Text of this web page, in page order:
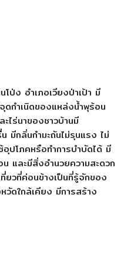
ป่ง อำเภอเวียงป่าเป้า มี
กำเนิดของแหล่งน้ำพุร้อน
ไร่นาของชาวบ้านมี
มีกลิ่นกํามะถันไม่รุนแรง ไม่
อุปโภคหรือทำการบำบัดได้ มี
และมีสิ่งอํานวยความสะดวก
ยวที่ค่อนข้างเป็นที่รู้จักของ
วัดใกล้เคียง มีการสร้าง